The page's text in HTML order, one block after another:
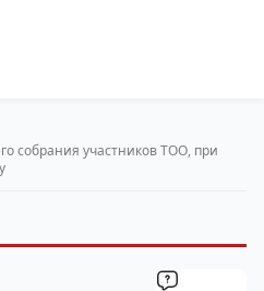
собрания участников ТОО, при